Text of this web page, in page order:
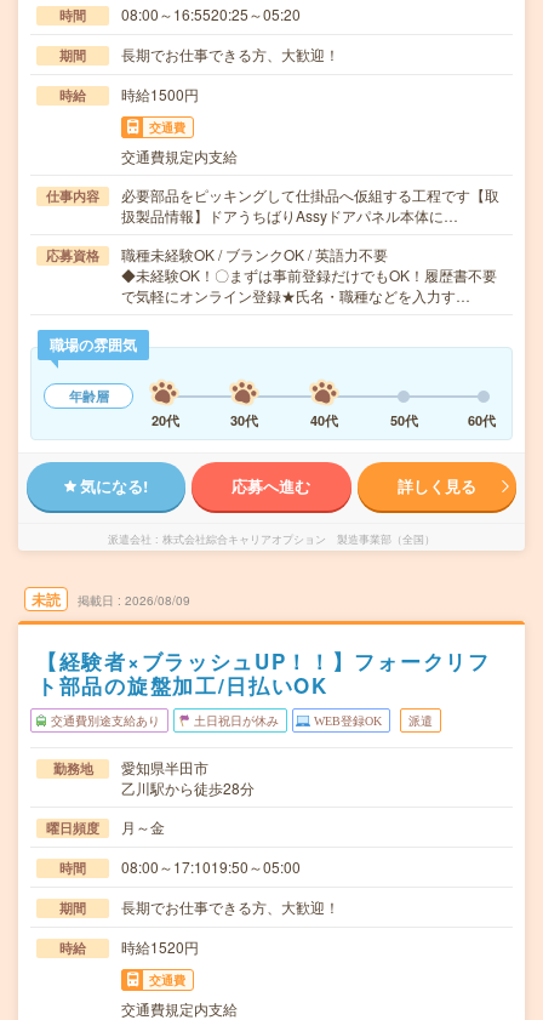
時間 08:00～16:5520:25～05:20
期間 長期でお仕事できる方、大歓迎！
時給 時給1500円
交通費
交通費規定内支給
仕事内容
必要部品をピッキングして仕掛品へ仮組する工程です【取
扱製品情報】ドアうちばりAssyドアパネル本体に…
応募資格
職種未経験OK / ブランクOK / 英語力不要
◆未経験OK！〇まずは事前登録だけでもOK！履歴書不要
で気軽にオンライン登録★氏名・職種などを入力す…
職場の雰囲気
年齢層
20代
30代 40代 50代 60代
気になる! 応募へ進む 詳しく見る
派遣会社 株式会社綜合キャリアオプション 製造事業部（全国）
未読 掲載日 2026/08/09
【経験者×ブラッシュUP！！】フォークリフ
ト部品の旋盤加工/日払いOK
交通費別途支給あり 土日祝日が休み WEB登録OK 派遣
勤務地
愛知県半田市
乙川駅から徒歩28分
曜日頻度 月～金
時間 08:00～17:1019:50～05:00
期間 長期でお仕事できる方、大歓迎！
時給 時給1520円
交通費
交通費規定内支給